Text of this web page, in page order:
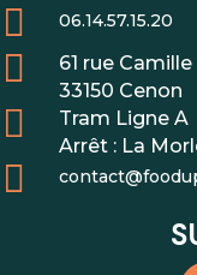
 06.14.57.15.20

61 rue
33150 Cenon

Tram Ligne A
Arrêt : La
